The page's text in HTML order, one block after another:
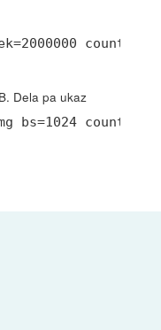
2000000 count=
Dela pa ukaz
bs=1024 count=